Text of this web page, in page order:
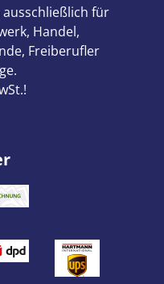
für
Handel,
Freiberufler